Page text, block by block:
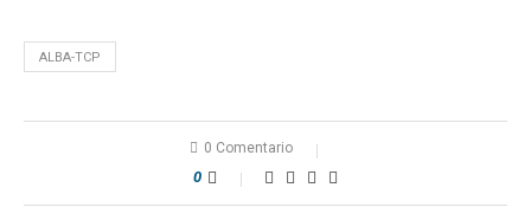
ALBA-TCP
0 Comentario
0